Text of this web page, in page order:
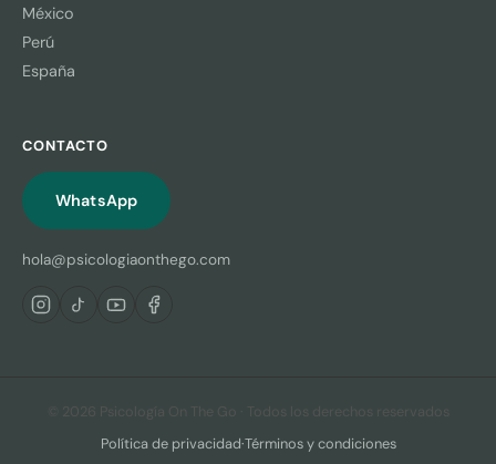
México
Perú
España
CONTACTO
WhatsApp
hola@psicologiaonthego.com
© 2026 Psicología On The Go · Todos los derechos reservados
Política de privacidad·Términos y condiciones